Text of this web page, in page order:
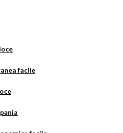
facile